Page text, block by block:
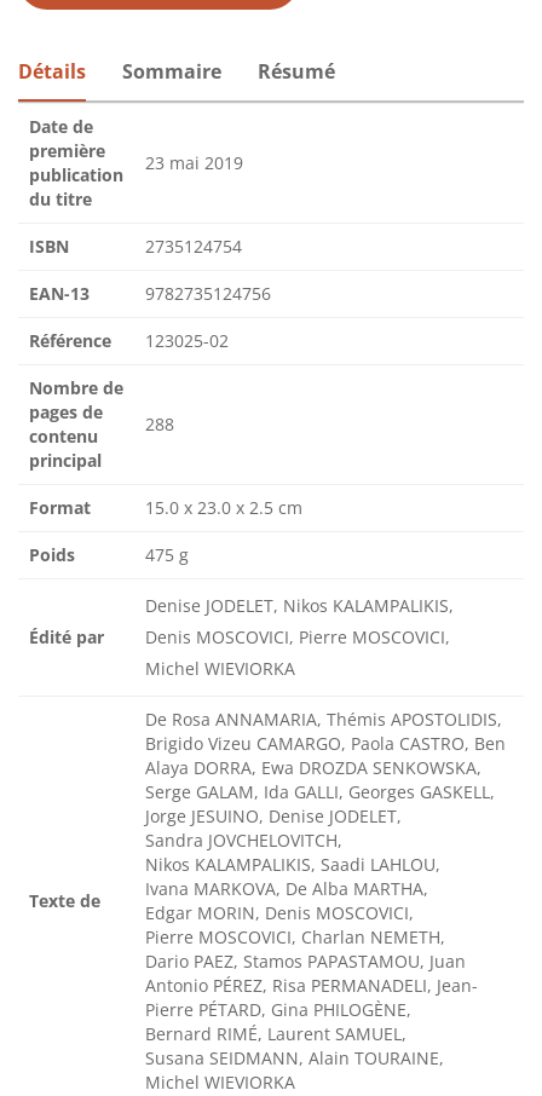
Détails Sommaire Résumé
Date de
première
publication
du titre
23 mai 2019
ISBN 2735124754
EAN-13 9782735124756
Référence 123025-02
Nombre de
pages de
contenu
principal
288
Format 15.0 x 23.0 x 2.5 cm
Poids 475 g
Édité par
Denise JODELET, Nikos KALAMPALIKIS,
Denis MOSCOVICI, Pierre MOSCOVICI,
Michel WIEVIORKA
Texte de
De Rosa ANNAMARIA, Thémis APOSTOLIDIS,
Brigido Vizeu CAMARGO, Paola CASTRO, Ben
Alaya DORRA, Ewa DROZDA SENKOWSKA,
Serge GALAM, Ida GALLI, Georges GASKELL,
Jorge JESUINO, Denise JODELET,
Sandra JOVCHELOVITCH,
Nikos KALAMPALIKIS, Saadi LAHLOU,
Ivana MARKOVA, De Alba MARTHA,
Edgar MORIN, Denis MOSCOVICI,
Pierre MOSCOVICI, Charlan NEMETH,
Dario PAEZ, Stamos PAPASTAMOU, Juan
Antonio PÉREZ, Risa PERMANADELI, Jean-
Pierre PÉTARD, Gina PHILOGÈNE,
Bernard RIMÉ, Laurent SAMUEL,
Susana SEIDMANN, Alain TOURAINE,
Michel WIEVIORKA